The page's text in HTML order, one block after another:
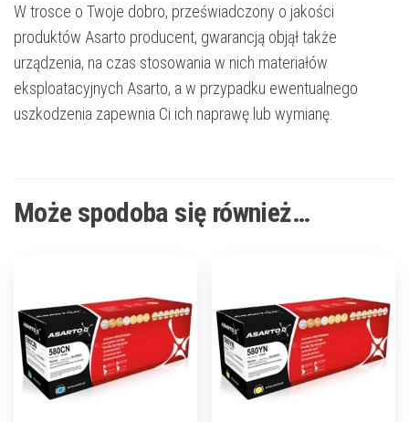
W trosce o Twoje dobro, przeświadczony o jakości
produktów Asarto producent, gwarancją objął także
urządzenia, na czas stosowania w nich materiałów
eksploatacyjnych Asarto, a w przypadku ewentualnego
uszkodzenia zapewnia Ci ich naprawę lub wymianę.
Może spodoba się również…